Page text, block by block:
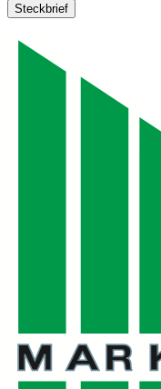
Steckbrief